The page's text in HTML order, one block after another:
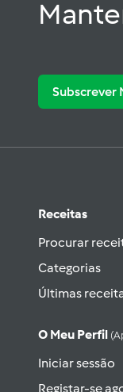
Subscrever
Receitas
Procurar
Categorias
Últimas
O Meu Perfil
Iniciar sessão
Registar-se